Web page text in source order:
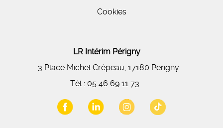
Cookies
LR Intérim Périgny
3 Place Michel Crépeau, 17180 Perigny
Tél : 05 46 69 11 73